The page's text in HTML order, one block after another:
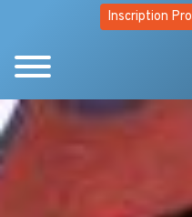
Inscription Pro